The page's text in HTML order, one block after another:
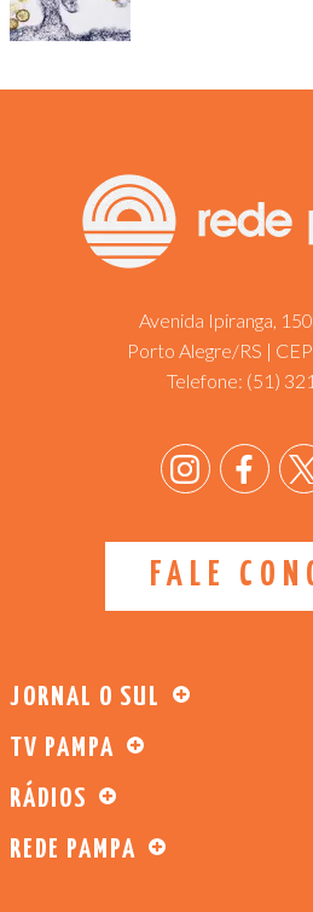
Avenida Ipiranga,
Porto Alegre/RS |
Telefone: (51)
FALE
JORNAL O SUL
TV PAMPA
RÁDIOS
REDE PAMPA